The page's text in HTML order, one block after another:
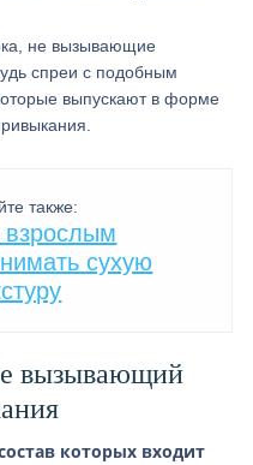
не вызывающие
спреи с подобным
выпускают в форме
также:
взрослым
сухую
вызывающий
которых входит